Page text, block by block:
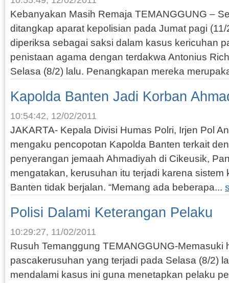
Kebanyakan Masih Remaja TEMANGGUNG –
ditangkap aparat kepolisian pada Jumat pagi
diperiksa sebagai saksi dalam kasus kericuhan
penistaan agama dengan terdakwa Antonius
Selasa (8/2) lalu. Penangkapan mereka
Kapolda Banten Jadi Korban
10:54:42, 12/02/2011
JAKARTA- Kepala Divisi Humas Polri, Irjen Pol
mengaku pencopotan Kapolda Banten terkait
penyerangan jemaah Ahmadiyah di Cikeusik,
mengatakan, kerusuhan itu terjadi karena sistem
Banten tidak berjalan. “Memang ada beberapa...
Polisi Dalami Keterangan Pelaku
10:29:27, 11/02/2011
Rusuh Temanggung TEMANGGUNG-Memasuki
pascakerusuhan yang terjadi pada Selasa (8/2)
mendalami kasus ini guna menetapkan pelaku